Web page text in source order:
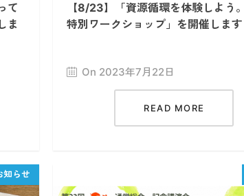
て
ま
【8/23】「資源循環を体験しよう
特別ワークショップ」を開催します
On 2023年7月22日
READ MORE